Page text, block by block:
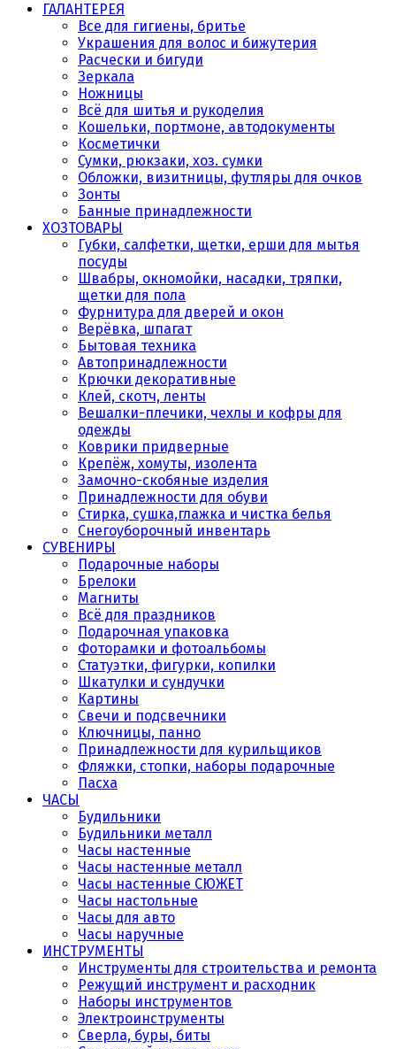
ГАЛАНТЕРЕЯ
Все для гигиены, бритье
Украшения для волос и бижутерия
Расчески и бигуди
Зеркала
Ножницы
Всё для шитья и рукоделия
Кошельки, портмоне, автодокументы
Косметички
Сумки, рюкзаки, хоз. сумки
Обложки, визитницы, футляры для очков
Зонты
Банные принадлежности
ХОЗТОВАРЫ
Губки, салфетки, щетки, ерши для мытья
посуды
Швабры, окномойки, насадки, тряпки,
щетки для пола
Фурнитура для дверей и окон
Верёвка, шпагат
Бытовая техника
Автопринадлежности
Крючки декоративные
Клей, скотч, ленты
Вешалки-плечики, чехлы и кофры для
одежды
Коврики придверные
Крепёж, хомуты, изолента
Замочно-скобяные изделия
Принадлежности для обуви
Стирка, сушка,глажка и чистка белья
Снегоуборочный инвентарь
СУВЕНИРЫ
Подарочные наборы
Брелоки
Магниты
Всё для праздников
Подарочная упаковка
Фоторамки и фотоальбомы
Статуэтки, фигурки, копилки
Шкатулки и сундучки
Картины
Свечи и подсвечники
Ключницы, панно
Принадлежности для курильщиков
Фляжки, стопки, наборы подарочные
Пасха
ЧАСЫ
Будильники
Будильники металл
Часы настенные
Часы настенные металл
Часы настенные СЮЖЕТ
Часы настольные
Часы для авто
Часы наручные
ИНСТРУМЕНТЫ
Инструменты для строительства и ремонта
Режущий инструмент и расходник
Наборы инструментов
Электроинструменты
Сверла, буры, биты